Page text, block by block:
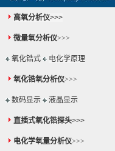
高氧分析仪>>>
微量氧分析仪>>>
氧化锆式 电化学原理
氧化锆氧分析仪>>>
数码显示 液晶显示
直插式氧化锆探头>>>
电化学氧量分析仪>>>